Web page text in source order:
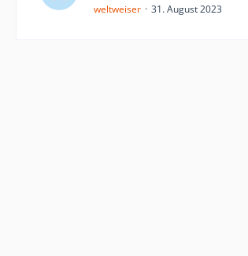
weltweiser 31. August 2023